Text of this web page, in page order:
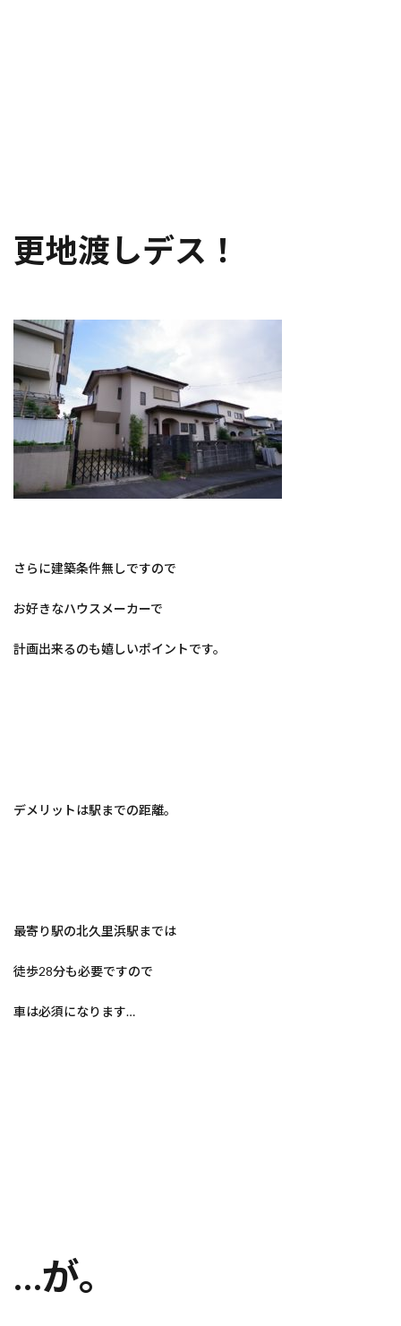
更地渡しデス！
さらに建築条件無しですので
お好きなハウスメーカーで
計画出来るのも嬉しいポイントです。
デメリットは駅までの距離。
最寄り駅の北久里浜駅までは
徒歩28分も必要ですので
車は必須になります…
…が。